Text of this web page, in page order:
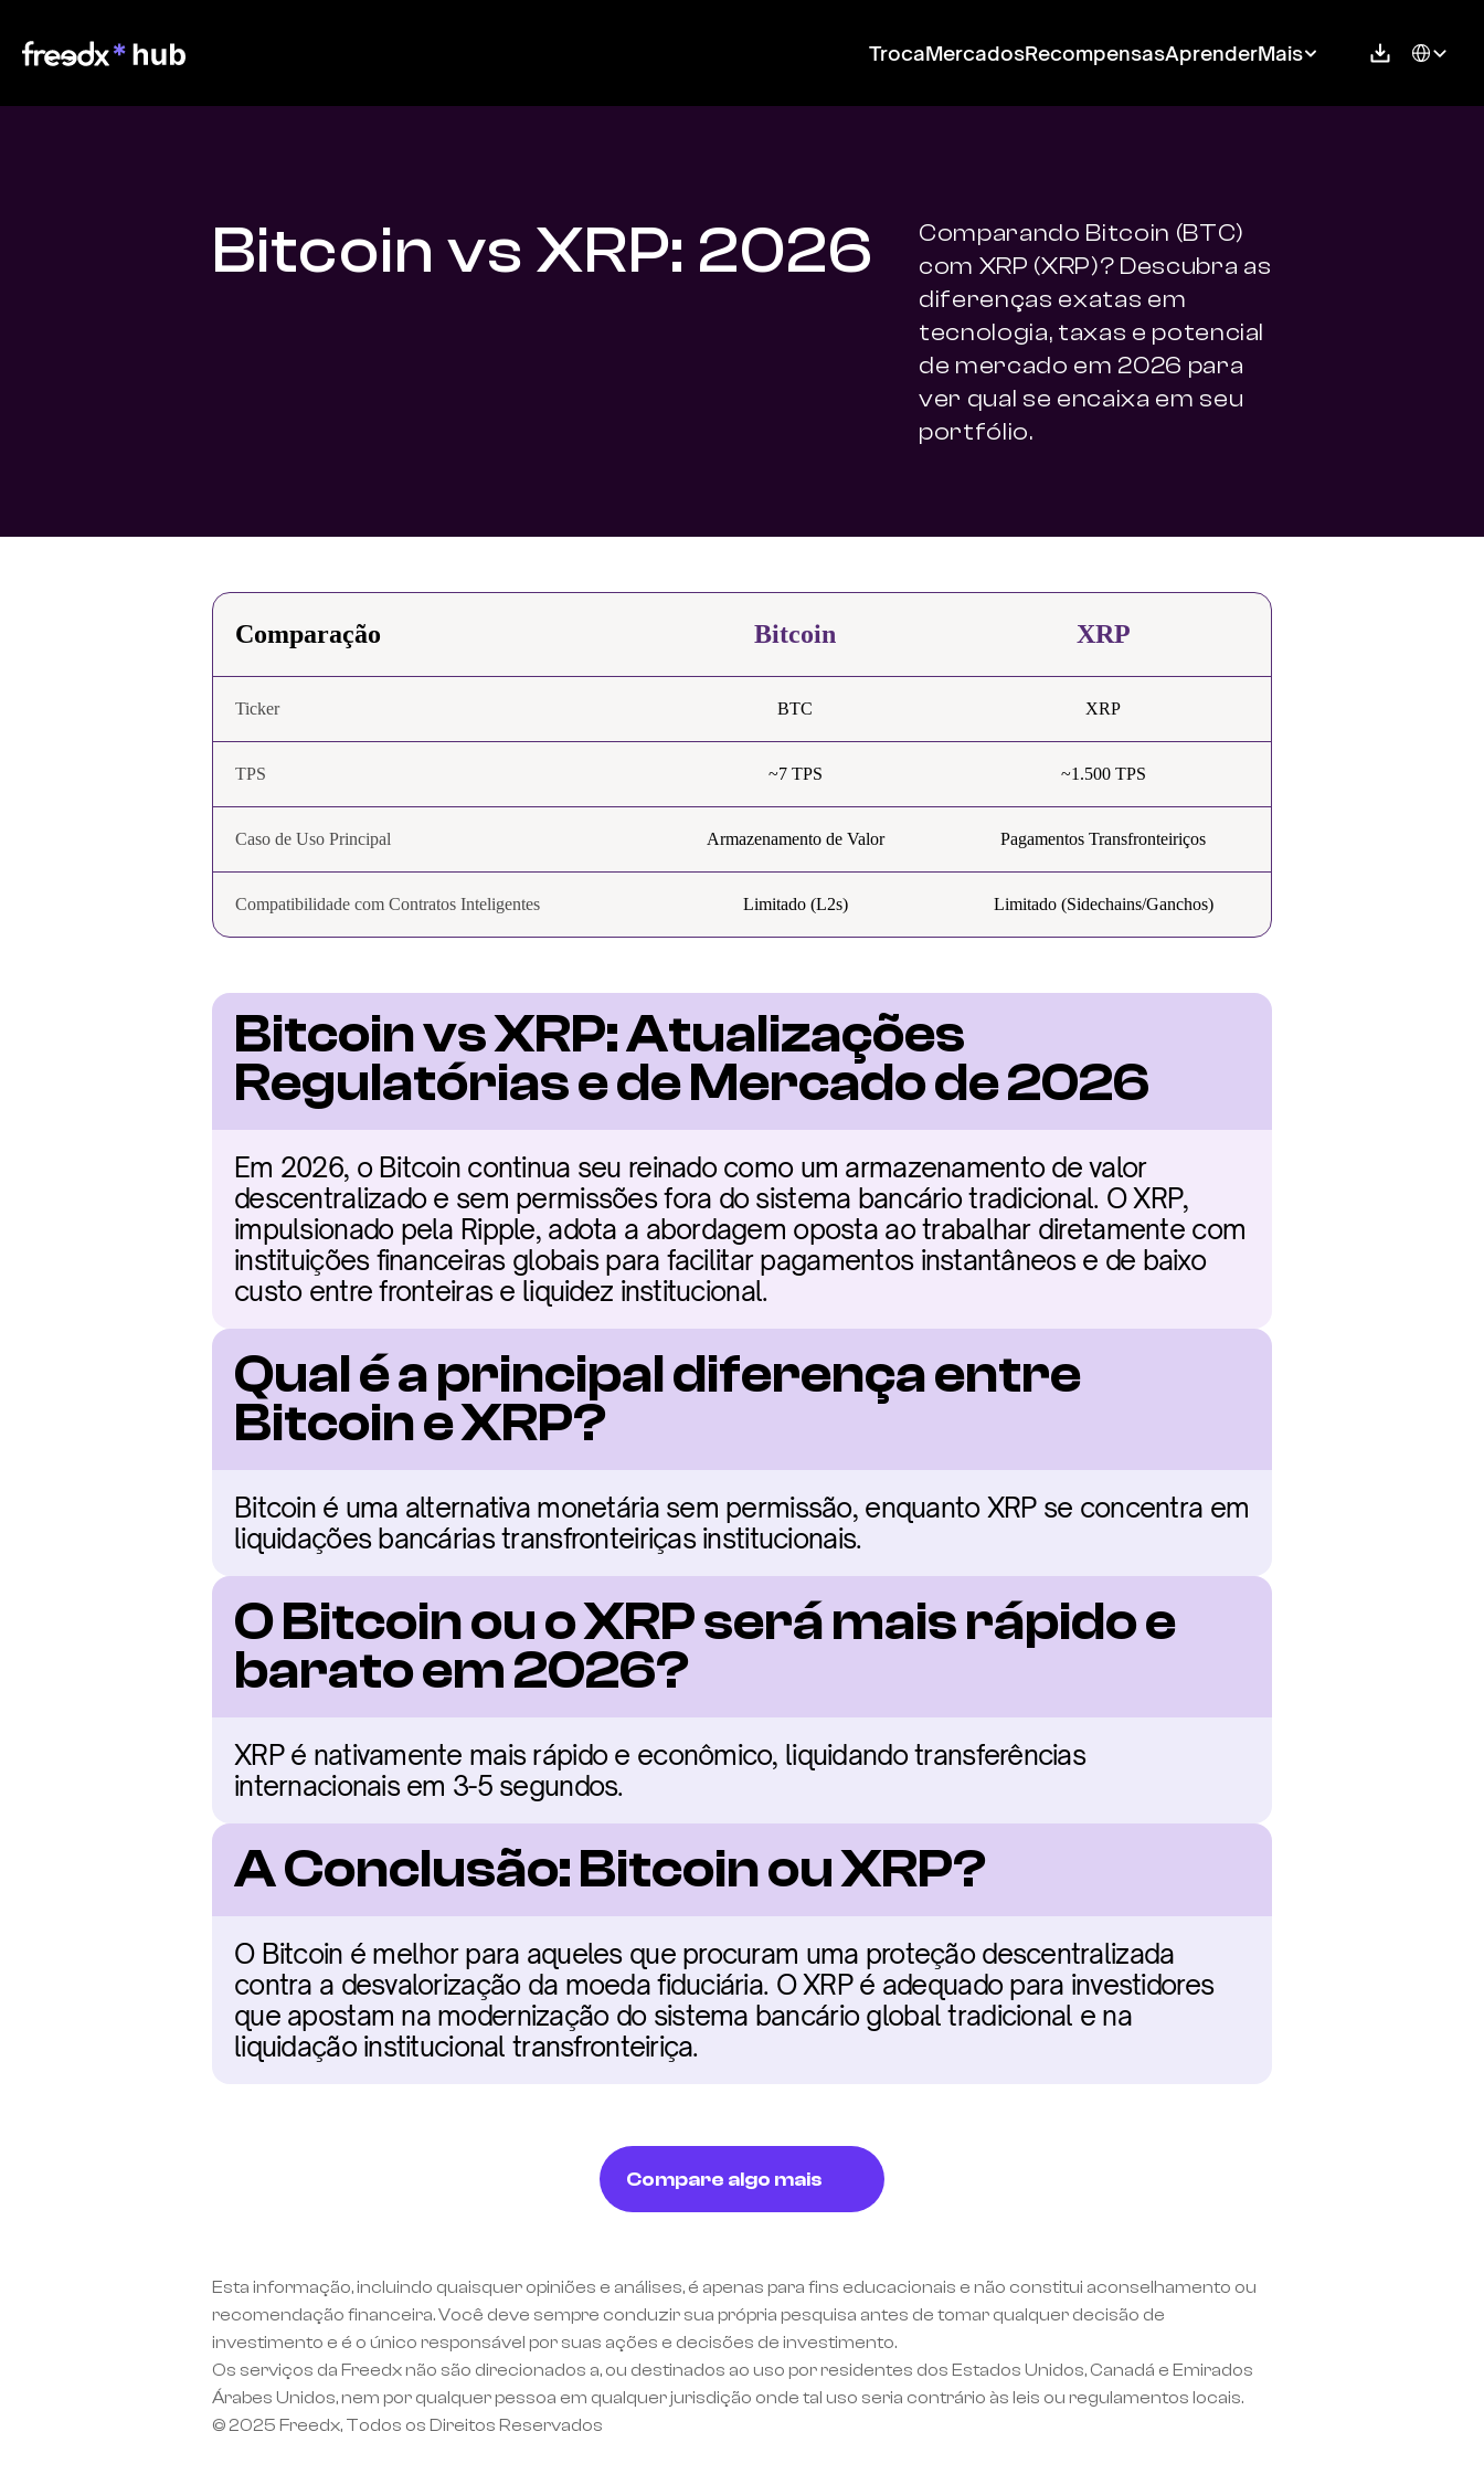
TrocaMercadosRecompensasAprenderMais Select
Bitcoin vs XRP: 2026
Comparando Bitcoin (BTC)
com XRP (XRP)? Descubra as
diferenças exatas em
tecnologia, taxas e potencial
de mercado em 2026 para
ver qual se encaixa em seu
portfólio.
Comparação Bitcoin XRP
Ticker BTC XRP
TPS ~7 TPS ~1.500 TPS
Caso de Uso Principal Armazenamento de Valor Pagamentos Transfronteiriços
Compatibilidade com Contratos Inteligentes Limitado (L2s) Limitado (Sidechains/Ganchos)
Bitcoin vs XRP: Atualizações
Regulatórias e de Mercado de 2026
Em 2026, o Bitcoin continua seu reinado como um armazenamento de valor
descentralizado e sem permissões fora do sistema bancário tradicional. O XRP,
impulsionado pela Ripple, adota a abordagem oposta ao trabalhar diretamente com
instituições financeiras globais para facilitar pagamentos instantâneos e de baixo
custo entre fronteiras e liquidez institucional.
Qual é a principal diferença entre
Bitcoin e XRP?
Bitcoin é uma alternativa monetária sem permissão, enquanto XRP se concentra em
liquidações bancárias transfronteiriças institucionais.
O Bitcoin ou o XRP será mais rápido e
barato em 2026?
XRP é nativamente mais rápido e econômico, liquidando transferências
internacionais em 3-5 segundos.
A Conclusão: Bitcoin ou XRP?
O Bitcoin é melhor para aqueles que procuram uma proteção descentralizada
contra a desvalorização da moeda fiduciária. O XRP é adequado para investidores
que apostam na modernização do sistema bancário global tradicional e na
liquidação institucional transfronteiriça.
Compare algo mais
Esta informação, incluindo quaisquer opiniões e análises, é apenas para fins educacionais e não constitui aconselhamento ou
recomendação financeira. Você deve sempre conduzir sua própria pesquisa antes de tomar qualquer decisão de
investimento e é o único responsável por suas ações e decisões de investimento.
Os serviços da Freedx não são direcionados a, ou destinados ao uso por residentes dos Estados Unidos, Canadá e Emirados
Árabes Unidos, nem por qualquer pessoa em qualquer jurisdição onde tal uso seria contrário às leis ou regulamentos locais.
© 2025 Freedx, Todos os Direitos Reservados